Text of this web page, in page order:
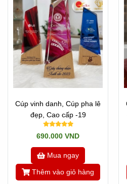
Cúp vinh danh, Cúp pha lê
đẹp, Cao cấp -19
690.000 VND
Mua ngay
Thêm vào giỏ hàng